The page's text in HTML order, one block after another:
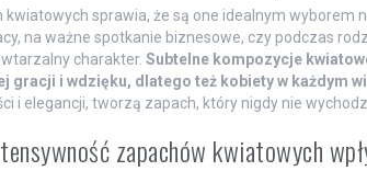
sprawia, że są one idealnym wyborem
na ważne spotkanie biznesowe, czy podczas
charakter. Subtelne kompozycje
gracji i wdzięku, dlatego też kobiety w każdym
i elegancji, tworzą zapach, który nigdy nie
zapachów kwiatowych